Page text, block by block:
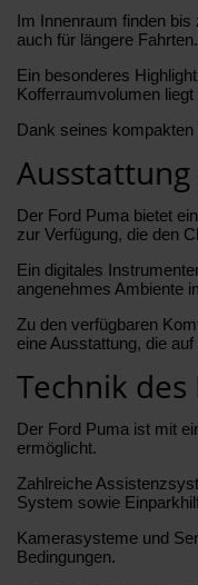
Im Innenraum finden
auch für längere Fahrten.
Ein besonderes
Kofferraumvolumen
Dank seines
Ausstattung
Der Ford Puma bietet
zur Verfügung, die den
Ein digitales
angenehmes Ambiente
Zu den verfügbaren
eine Ausstattung, die
Technik des
Der Ford Puma ist mit
ermöglicht.
Zahlreiche
System sowie
Kamerasysteme und
Bedingungen.